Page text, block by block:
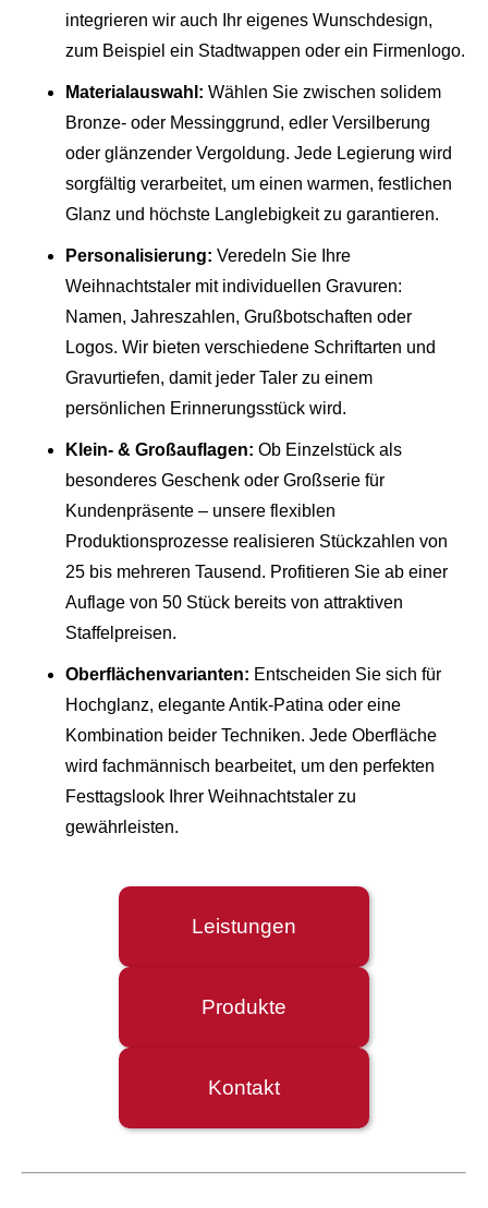
integrieren wir auch Ihr eigenes Wunschdesign,
zum Beispiel ein Stadtwappen oder ein Firmenlogo.
Materialauswahl: Wählen Sie zwischen solidem
Bronze- oder Messinggrund, edler Versilberung
oder glänzender Vergoldung. Jede Legierung wird
sorgfältig verarbeitet, um einen warmen, festlichen
Glanz und höchste Langlebigkeit zu garantieren.
Personalisierung: Veredeln Sie Ihre
Weihnachtstaler mit individuellen Gravuren:
Namen, Jahreszahlen, Grußbotschaften oder
Logos. Wir bieten verschiedene Schriftarten und
Gravurtiefen, damit jeder Taler zu einem
persönlichen Erinnerungsstück wird.
Klein- & Großauflagen: Ob Einzelstück als
besonderes Geschenk oder Großserie für
Kundenpräsente – unsere flexiblen
Produktionsprozesse realisieren Stückzahlen von
25 bis mehreren Tausend. Profitieren Sie ab einer
Auflage von 50 Stück bereits von attraktiven
Staffelpreisen.
Oberflächenvarianten: Entscheiden Sie sich für
Hochglanz, elegante Antik‑Patina oder eine
Kombination beider Techniken. Jede Oberfläche
wird fachmännisch bearbeitet, um den perfekten
Festtagslook Ihrer Weihnachtstaler zu
gewährleisten.
Leistungen
Produkte
Kontakt